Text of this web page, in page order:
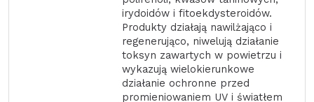
irydoidów i fitoekdysteroidów.
Produkty działają nawilżająco i
regenerująco, niwelują działanie
toksyn zawartych w powietrzu i
wykazują wielokierunkowe
działanie ochronne przed
promieniowaniem UV i światłem